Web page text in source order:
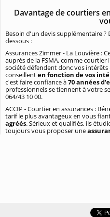
Davantage de courtiers
Besoin d'un devis supplémentaire ?
dessous :
Assurances Zimmer - La Louvière :
auprès de la FSMA, comme
société défendent donc vos
conseillenten fonction de vos
c'est faire confiance à70 années
professionnels se tiennent à votre
064/43 10 00.
ACCIP - Courtier en assurances :
tarif le plus avantageux en vous
agréés. Sérieux et qualifiés, ils
toujours vous proposer une